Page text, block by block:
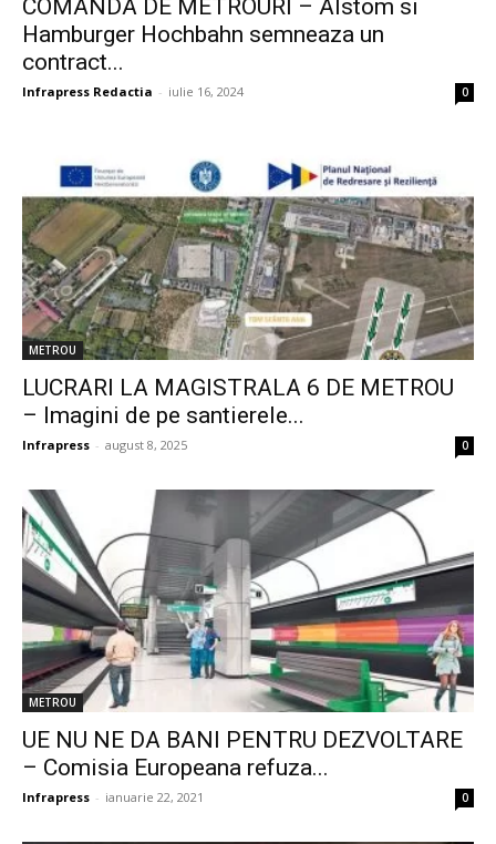
COMANDA DE METROURI – Alstom si
Hamburger Hochbahn semneaza un
contract...
Infrapress Redactia - iulie 16, 2024 0
METROU
LUCRARI LA MAGISTRALA 6 DE METROU
– Imagini de pe santierele...
Infrapress - august 8, 2025 0
METROU
UE NU NE DA BANI PENTRU DEZVOLTARE
– Comisia Europeana refuza...
Infrapress - ianuarie 22, 2021 0